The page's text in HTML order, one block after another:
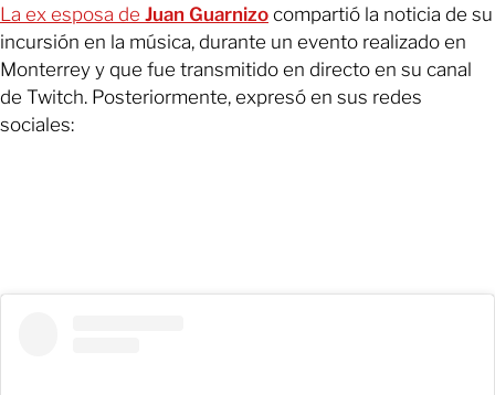
La ex esposa de Juan Guarnizo compartió la noticia de su
incursión en la música, durante un evento realizado en
Monterrey y que fue transmitido en directo en su canal
de Twitch. Posteriormente, expresó en sus redes
sociales: